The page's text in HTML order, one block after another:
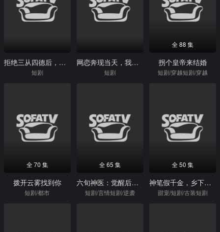
拒绝三从四德后，我逆袭全村
短剧
网恋奔现当天，我拆穿舍友骗局
短剧
全 88 集
拐个皇帝来结婚
短剧/穿越短剧/穿越
全 70 集
拨开云雾找到你
短剧/都市
全 65 集
六旬神医：觉醒后老娘无敌
短剧/言情短剧/逆袭
全 50 集
神笔假千金，乡下老公宠妻无度
甜宠/短剧/古装短剧